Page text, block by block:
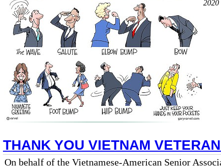
2020
THANK YOU VIETNAM
On behalf of the Vietnamese-American Senior